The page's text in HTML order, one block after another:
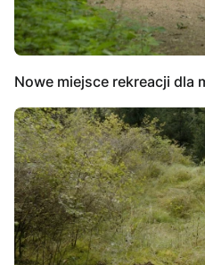
Nowe miejsce rekreacji dla